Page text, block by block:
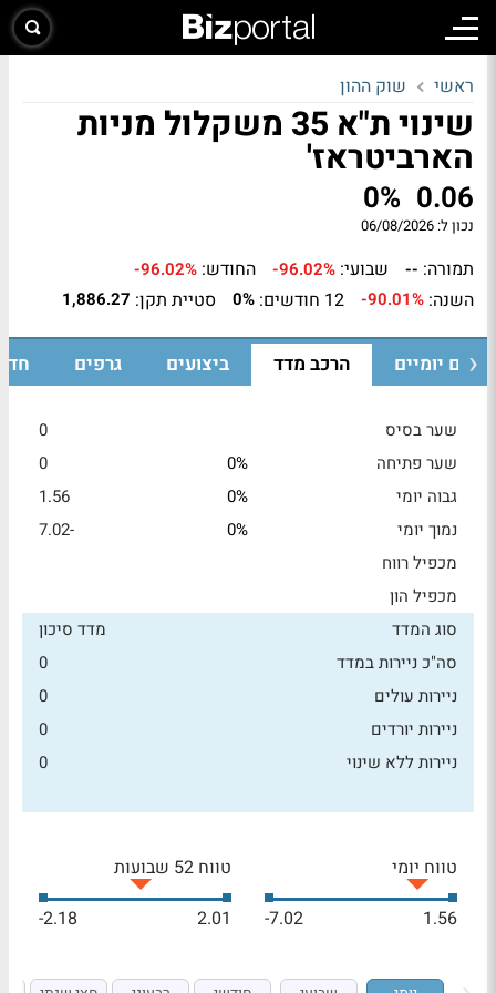
ראשי שוק ההון
שינוי ת"א 35 משקלול מניות
הארביטראז'
0.06
0%
נכון ל: 06/08/2026
תמורה: -- שבועי: -96.02% החודש: -96.02%
השנה: -90.01% 12 חודשים: 0% סטיית תקן: 1,886.27
יומיים הרכב מדד ביצועים גרפים
שער בסיס
0
שער פתיחה
0%
0
גבוה יומי
0%
1.56
נמוך יומי
0%
-7.02
מכפיל רווח
מכפיל הון
סוג המדד
מדד סיכון
סה"כ ניירות במדד
0
ניירות עולים
0
ניירות יורדים
0
ניירות ללא שינוי
0
טווח יומי
1.56
-7.02
טווח 52 שבועות
2.01
-2.18